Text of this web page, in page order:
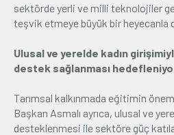
sektörde yerli ve milli teknolojiler
teşvik etmeye büyük bir heyecanla
Ulusal ve yerelde kadın
destek sağlanması
Tarımsal kalkınmada eğitimin
Başkan Asmalı ayrıca, ulusal ve
desteklenmesi ile sektöre güç